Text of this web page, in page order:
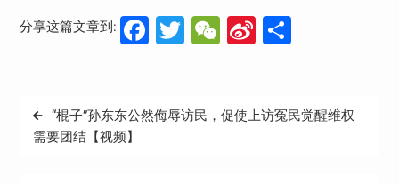
分享这篇文章到: Facebook
Twitter
WeChat
Sina分
文
章
“棍子”孙东东公然侮辱访民，促使上访冤民觉醒维权
需要团结【视频】